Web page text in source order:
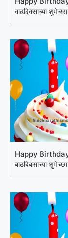
वाढदिवसाच्या शुभेच्छा
Happy
वाढदिवसाच्या शुभेच्छा